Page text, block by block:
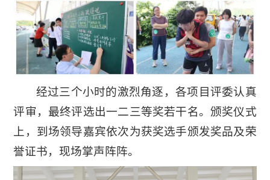
经过三个小时的激烈角逐，各项目评委认真
评审，最终评选出一二三等奖若干名。颁奖仪式
上，到场领导嘉宾依次为获奖选手颁发奖品及荣
誉证书，现场掌声阵阵。